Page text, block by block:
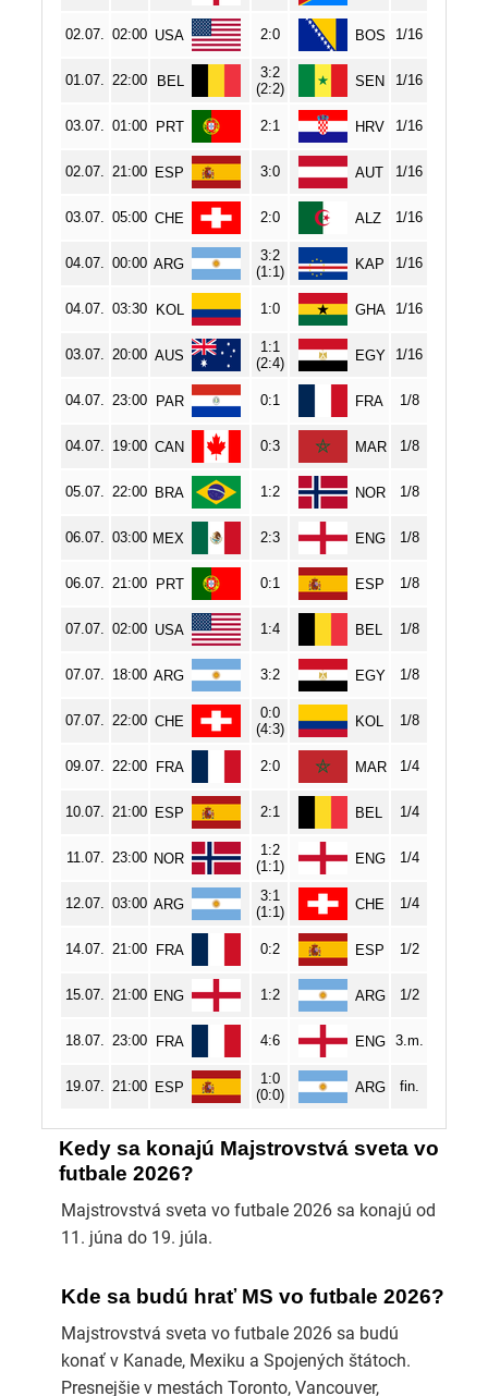
Kedy sa konajú Majstrovstvá sveta vo
futbale 2026?
Majstrovstvá sveta vo futbale 2026 sa konajú od
11. júna do 19. júla.
Kde sa budú hrať MS vo futbale 2026?
Majstrovstvá sveta vo futbale 2026 sa budú
konať v Kanade, Mexiku a Spojených štátoch.
Presnejšie v mestách Toronto, Vancouver,